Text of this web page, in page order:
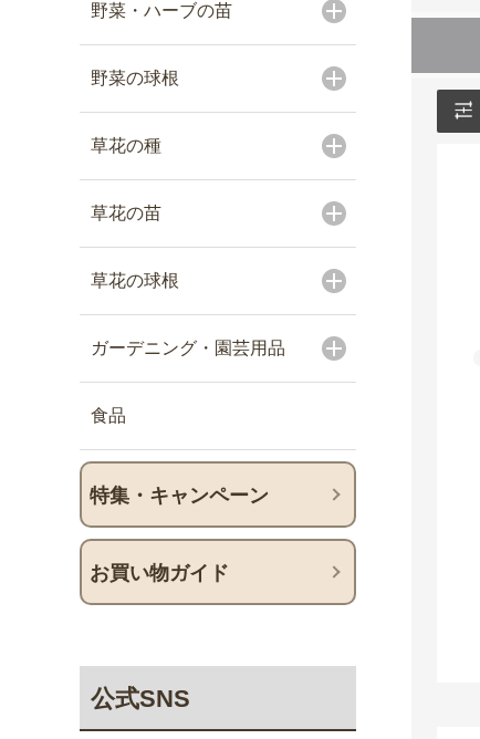
野菜・ハーブの苗
野菜の球根
草花の種
草花の苗
草花の球根
ガーデニング・園芸用品
食品
特集・キャンペーン
お買い物ガイド
公式SNS